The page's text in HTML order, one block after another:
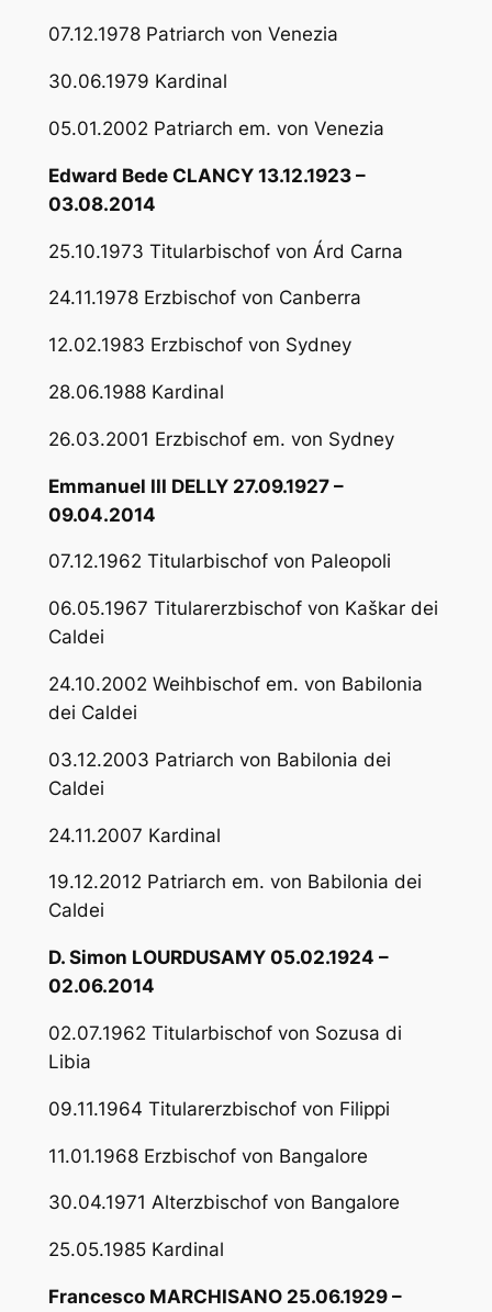
07.12.1978 Patriarch von Venezia
30.06.1979 Kardinal
05.01.2002 Patriarch em. von Venezia
Edward Bede CLANCY 13.12.1923 –
03.08.2014
25.10.1973 Titularbischof von Árd Carna
24.11.1978 Erzbischof von Canberra
12.02.1983 Erzbischof von Sydney
28.06.1988 Kardinal
26.03.2001 Erzbischof em. von Sydney
Emmanuel III DELLY 27.09.1927 –
09.04.2014
07.12.1962 Titularbischof von Paleopoli
06.05.1967 Titularerzbischof von Kaškar dei
Caldei
24.10.2002 Weihbischof em. von Babilonia
dei Caldei
03.12.2003 Patriarch von Babilonia dei
Caldei
24.11.2007 Kardinal
19.12.2012 Patriarch em. von Babilonia dei
Caldei
D. Simon LOURDUSAMY 05.02.1924 –
02.06.2014
02.07.1962 Titularbischof von Sozusa di
Libia
09.11.1964 Titularerzbischof von Filippi
11.01.1968 Erzbischof von Bangalore
30.04.1971 Alterzbischof von Bangalore
25.05.1985 Kardinal
Francesco MARCHISANO 25.06.1929 –